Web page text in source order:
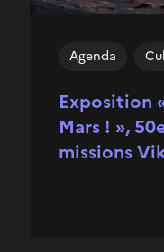
Exposition
Mars ! »,
missions
Agenda